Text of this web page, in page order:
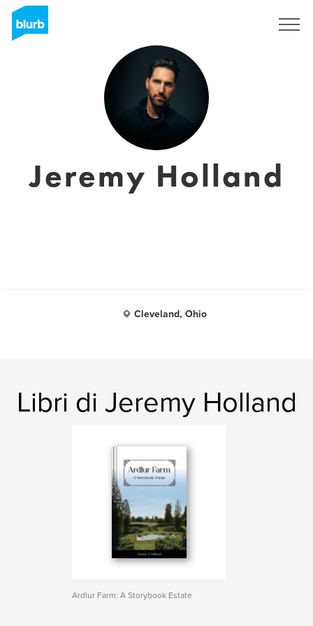
Jeremy Holland
Cleveland, Ohio
Libri di Jeremy Holland
Ardlur Farm: A Storybook Estate